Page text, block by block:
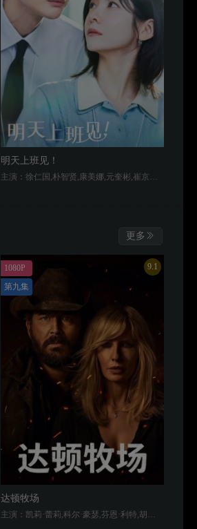
明天上班见！
主演：徐仁国,朴智贤,康美娜,元奎彬,崔京勋,朴艺荣,韩泰河,金正英
更多
1080P
第九集
9.1
达顿牧场
主演：凯莉·蕾莉,科尔·豪瑟,芬恩·利特,胡安·巴勃罗·拉巴,杰·科特尼,J.R. Villarreal,马克·门查卡,娜塔莉·艾琳·林德